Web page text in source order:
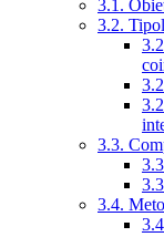
3.1.
3.2.
3.3.
3.4.